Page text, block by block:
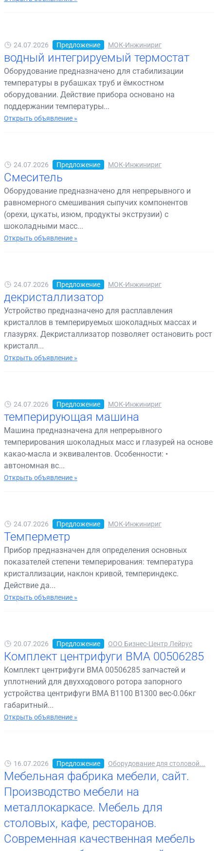
24.07.2026 Предложение МОК-Инжинириг
водный интегрируемый термостат
Оборудование предназначено для стабилизации
температуры в рубашках труб и ёмкостном
оборудовании. Действие прибора основано на
поддержании температуры...
Открыть объявление »
24.07.2026 Предложение МОК-Инжинириг
Смеситель
Оборудование предназначено для непрерывного и
равномерного смешивания сыпучих компонентов
(орехи, цукаты, изюм, продукты экструзии) с
шоколадными масс...
Открыть объявление »
24.07.2026 Предложение МОК-Инжинириг
декристаллизатор
Устройство предназначено для расплавления
кристаллов в темперируемых шоколадных массах и
глазурях. Декристаллизатор позволяет остановить рост
кристалл...
Открыть объявление »
24.07.2026 Предложение МОК-Инжинириг
темперирующая машина
Машина предназначена для непрерывного
темперирования шоколадных масс и глазурей на основе
какао-масла и эквивалентов. Особенности: •
автономная вс...
Открыть объявление »
24.07.2026 Предложение МОК-Инжинириг
Темперметр
Прибор предназначен для определения основных
показателей степени темперирования: температура
кристаллизации, наклон кривой, темпериндекс.
Действие да...
Открыть объявление »
20.07.2026 Предложение ООО Бизнес-Центр Лейрус
Комплект центрифуги BMA 00506285
Комплект центрифуги BMA 00506285 запчастей и
уплотнений для двухходового ротора запорного
устройства центрифуги BMA B1100 B1300 вес-0.06кг
габаритный...
Открыть объявление »
16.07.2026 Предложение Оборудование для столовой...
Мебельная фабрика мебели, сайт.
Производство мебели на
металлокаркасе. Мебель для
столовых, кафе, ресторанов.
Современная качественная мебель